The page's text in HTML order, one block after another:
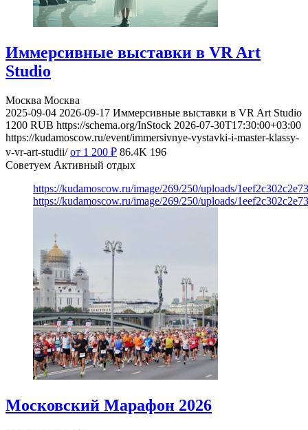
Иммерсивные выставки в VR Art
Studio
Москва Москва
2025-09-04 2026-09-17 Иммерсивные выставки в VR Art Studio
1200 RUB https://schema.org/InStock 2026-07-30T17:30:00+03:00
https://kudamoscow.ru/event/immersivnye-vystavki-i-master-klassy-
v-vr-art-studii/ от 1 200 ₽ 86.4K 196
Советуем Активный отдых
https://kudamoscow.ru/image/269/250/uploads/
https://kudamoscow.ru/image/269/250/uploads/
Московский Марафон 2026